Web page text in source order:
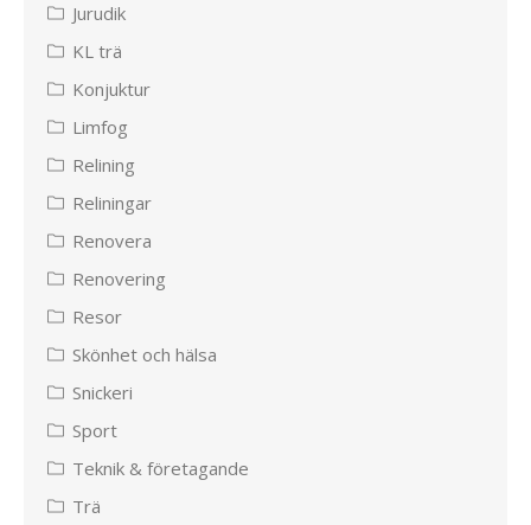
Jurudik
KL trä
Konjuktur
Limfog
Relining
Reliningar
Renovera
Renovering
Resor
Skönhet och hälsa
Snickeri
Sport
Teknik & företagande
Trä